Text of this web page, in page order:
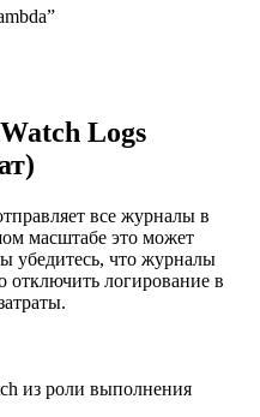
Logs
все журналы в
масштабе это может
убедитесь, что журналы
логирование в
из роли выполнения